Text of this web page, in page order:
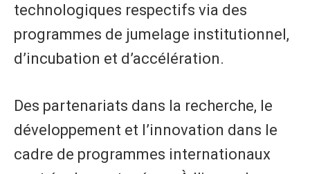
technologiques respectifs via des
programmes de jumelage institutionnel,
d’incubation et d’accélération.
Des partenariats dans la recherche, le
développement et l’innovation dans le
cadre de programmes internationaux